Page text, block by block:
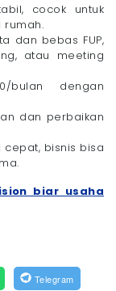
cocok untuk
rumah.
dan bebas FUP,
atau meeting
bulan dengan
dan perbaikan
cepat, bisnis bisa
biar usaha
Telegram